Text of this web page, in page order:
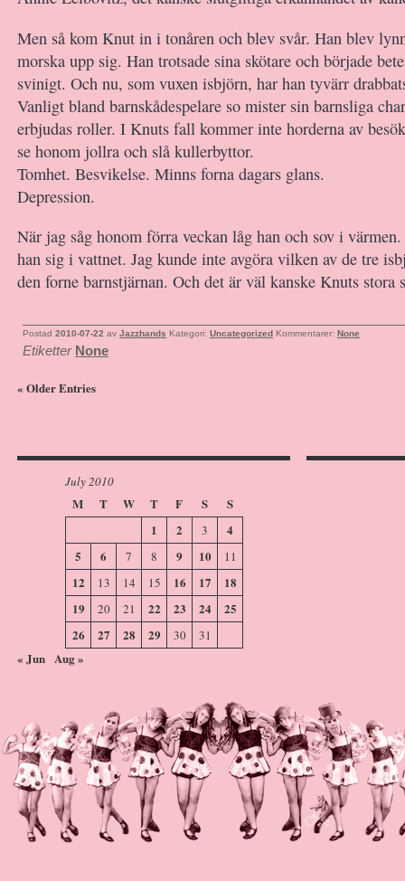
Men så kom Knut in i tonåren och blev svår. Han blev
morska upp sig. Han trotsade sina skötare och började
svinigt. Och nu, som vuxen isbjörn, har han tyvärr
Vanligt bland barnskådespelare so mister sin barnsliga
erbjudas roller. I Knuts fall kommer inte horderna av
se honom jollra och slå kullerbyttor.
Tomhet. Besvikelse. Minns forna dagars glans.
Depression.
När jag såg honom förra veckan låg han och sov i
han sig i vattnet. Jag kunde inte avgöra vilken av de tre
den forne barnstjärnan. Och det är väl kanske Knuts stora
Postad 2010-07-22 av Jazzhands Kategori: Uncategorized Kommentarer: None
Etiketter None
« Older Entries
July 2010
M T W T F S
S
1
2 3
4
5
6 7 8 9 10 11
12 13 14 15 16 17
18
19
20 21 22 23 24
25
26
27 28 29 30 31
« Jun Aug »